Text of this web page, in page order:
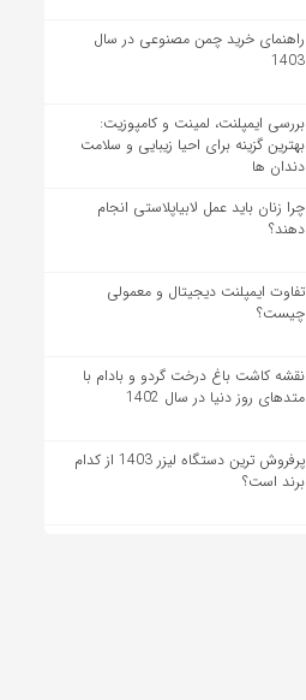
راهنمای خرید چمن مصنوعی در سال
1403
بررسی ایمپلنت، لمینت و کامپوزیت:
بهترین گزینه برای احیا زیبایی و سلامت
دندان ها
چرا زنان باید عمل لابیاپلاستی انجام
دهند؟
تفاوت ایمپلنت دیجیتال و معمولی
چیست؟
نقشه کاشت باغ درخت گردو و بادام با
متدهای روز دنیا در سال 1402
پرفروش ترین دستگاه لیزر 1403 از کدام
برند است؟